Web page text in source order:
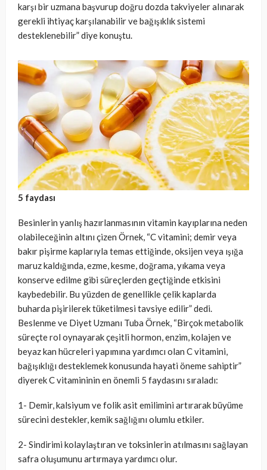
karşı bir uzmana başvurup doğru dozda takviyeler alınarak
gerekli ihtiyaç karşılanabilir ve bağışıklık sistemi
desteklenebilir” diye konuştu.
5 faydası
Besinlerin yanlış hazırlanmasının vitamin kayıplarına neden
olabileceğinin altını çizen Örnek, “C vitamini; demir veya
bakır pişirme kaplarıyla temas ettiğinde, oksijen veya ışığa
maruz kaldığında, ezme, kesme, doğrama, yıkama veya
konserve edilme gibi süreçlerden geçtiğinde etkisini
kaybedebilir. Bu yüzden de genellikle çelik kaplarda
buharda pişirilerek tüketilmesi tavsiye edilir” dedi.
Beslenme ve Diyet Uzmanı Tuba Örnek, “Birçok metabolik
süreçte rol oynayarak çeşitli hormon, enzim, kolajen ve
beyaz kan hücreleri yapımına yardımcı olan C vitamini,
bağışıklığı desteklemek konusunda hayati öneme sahiptir”
diyerek C vitamininin en önemli 5 faydasını sıraladı:
1- Demir, kalsiyum ve folik asit emilimini artırarak büyüme
sürecini destekler, kemik sağlığını olumlu etkiler.
2- Sindirimi kolaylaştıran ve toksinlerin atılmasını sağlayan
safra oluşumunu artırmaya yardımcı olur.